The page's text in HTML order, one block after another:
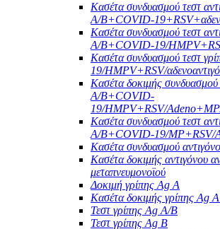
Κασέτα συνδυασμού τεστ
A/B+COVID-
Κασέτα συνδυασμού τεστ
A/B+COVID-19/
Κασέτα συνδυασμού τεστ
19/HMPV+RSV/
Κασέτα δοκιμής συνδυασμού
A/B+COVID-
19/HMPV+RSV/
Κασέτα συνδυασμού τεστ
A/B+COVID-19/MP+RSV/
Κασέτα συνδυασμού
Κασέτα δοκιμής αντιγόνου
μεταπνευμονοϊού
Δοκιμή γρίπης Ag A
Κασέτα δοκιμής γρίπης Ag
Τεστ γρίπης Ag A/B
Τεστ γρίπης Ag B